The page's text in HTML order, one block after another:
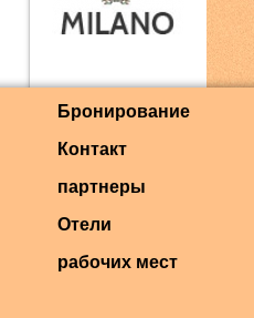
Бронирование
Контакт
партнеры
Отели
рабочих мест